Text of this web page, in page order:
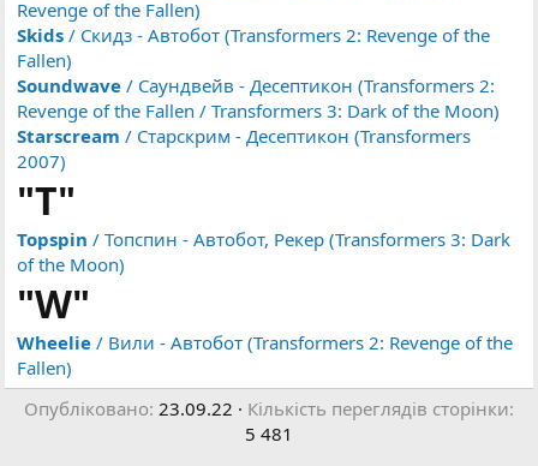
Revenge of the Fallen)
Skids / Скидз - Автобот (Transformers 2: Revenge of the
Fallen)
Soundwave / Саундвейв - Десептикон (Transformers 2:
Revenge of the Fallen / Transformers 3: Dark of the Moon)
Starscream / Старскрим - Десептикон (Transformers
2007)
"T"
Topspin / Топспин - Автобот, Рекер (Transformers 3: Dark
of the Moon)
"W"
Wheelie / Вили - Автобот (Transformers 2: Revenge of the
Fallen)
Опубліковано 23.09.22
Кількість переглядів сторінки
5 481